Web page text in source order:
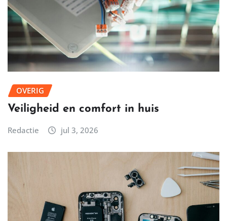
OVERIG
Veiligheid en comfort in huis
Redactie jul 3, 2026